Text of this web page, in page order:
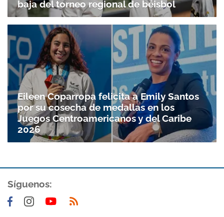
Gracias por suscribirte a nuestro boletín.
ACEPTAR
baja del torneo regional de béisbol
Eileen Coparropa felicita a Emily Santos
por su cosecha de medallas en los
Juegos Centroamericanos y del Caribe
2026
Síguenos: